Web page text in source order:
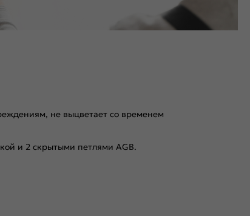
не выцветает со временем
и 2 скрытыми петлями AGB.